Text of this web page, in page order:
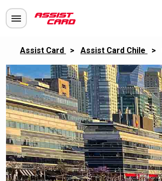
Assist Card > Assist Card Chile >